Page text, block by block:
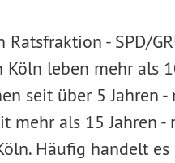
Ratsfraktion - SPD/
Köln leben mehr als
seit über 5 Jahren -
mehr als 15 Jahren -
Häufig handelt es